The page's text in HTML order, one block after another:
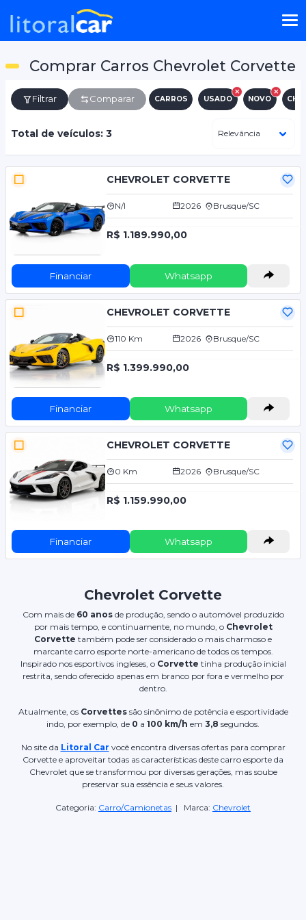
Comprar Carros Chevrolet Corvette
Filtrar Comparar CARROS USADO NOVO
Total de veículos: 3
CHEVROLET CORVETTE
N/I 2026 Brusque/SC
R$ 1.189.990,00
Financiar Whatsapp
CHEVROLET CORVETTE
110 Km 2026 Brusque/SC
R$ 1.399.990,00
Financiar Whatsapp
CHEVROLET CORVETTE
0 Km 2026 Brusque/SC
R$ 1.159.990,00
Financiar Whatsapp
Chevrolet Corvette
Com mais de 60 anosde produção, sendo o automóvel produzido
por mais tempo, e continuamente, no mundo, oChevrolet
Corvette também pode ser considerado o mais charmoso e
marcante carro esporte norte-americano de todos os tempos.
Inspirado nos esportivos ingleses, o Corvette tinha produção inicial
restrita, sendo oferecido apenas em branco por fora e vermelho por
dentro.
Atualmente, os Corvettessão sinônimo de potência e esportividade
indo, por exemplo, de 0 a 100 km/h em 3,8 segundos.
No site da Litoral Car você encontra diversas ofertas para comprar
Corvette e aproveitar todas as características deste carro esporte da
Chevrolet que se transformou por diversas gerações, mas soube
preservar sua essência e seus valores.
Categoria: Carro/Camionetas | Marca: Chevrolet